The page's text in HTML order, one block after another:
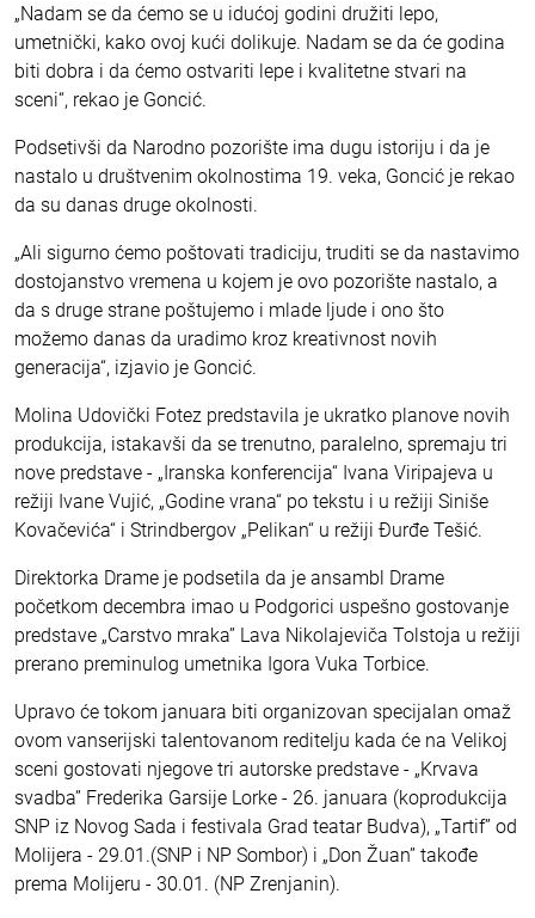
„Nadam se da ćemo se u idućoj godini družiti lepo,
umetnički, kako ovoj kući dolikuje. Nadam se da će godina
biti dobra i da ćemo ostvariti lepe i kvalitetne stvari na
sceni“, rekao je Goncić.
Podsetivši da Narodno pozorište ima dugu istoriju i da je
nastalo u društvenim okolnostima 19. veka, Goncić je rekao
da su danas druge okolnosti.
„Ali sigurno ćemo poštovati tradiciju, truditi se da nastavimo
dostojanstvo vremena u kojem je ovo pozorište nastalo, a
da s druge strane poštujemo i mlade ljude i ono što
možemo danas da uradimo kroz kreativnost novih
generacija“, izjavio je Goncić.
Molina Udovički Fotez predstavila je ukratko planove novih
produkcija, istakavši da se trenutno, paralelno, spremaju tri
nove predstave - „Iranska konferencija“ Ivana Viripajeva u
režiji Ivane Vujić, „Godine vrana“ po tekstu i u režiji Siniše
Kovačevića“ i Strindbergov „Pelikan“ u režiji Đurđe Tešić.
Direktorka Drame je podsetila da je ansambl Drame
početkom decembra imao u Podgorici uspešno gostovanje
predstave „Carstvo mraka” Lava Nikolajeviča Tolstoja u režiji
prerano preminulog umetnika Igora Vuka Torbice.
Upravo će tokom januara biti organizovan specijalan omaž
ovom vanserijski talentovanom reditelju kada će na Velikoj
sceni gostovati njegove tri autorske predstave - „Krvava
svadba” Frederika Garsije Lorke - 26. januara (koprodukcija
SNP iz Novog Sada i festivala Grad teatar Budva), „Tartif” od
Molijera - 29.01.(SNP i NP Sombor) i „Don Žuan” takođe
prema Molijeru - 30.01. (NP Zrenjanin).